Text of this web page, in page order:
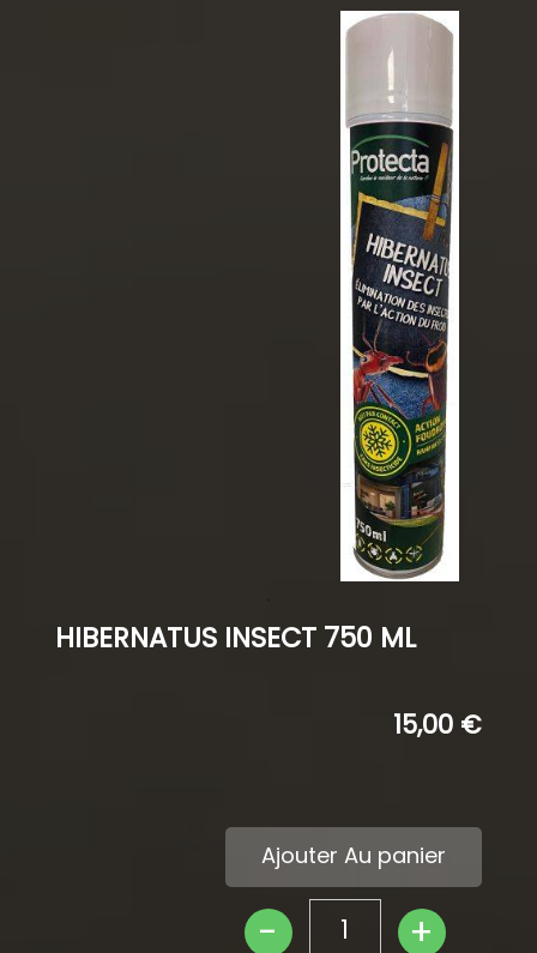
HIBERNATUS INSECT 750 ML
15,00 €
Ajouter Au panier
- 1 +